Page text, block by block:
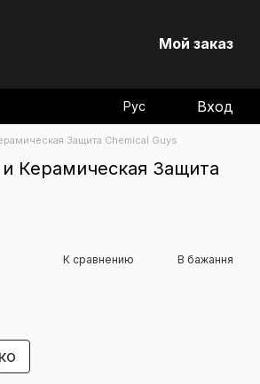
Мой заказ
Рус Вход
Защита Chemical Guys
Керамическая Защита
К сравнению В бажання